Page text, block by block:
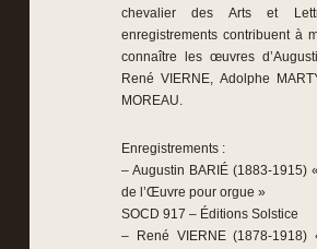
chevalier des Arts et
enregistrements contribuent à
connaître les œuvres
René VIERNE, Adolphe
MOREAU.
Enregistrements :
– Augustin BARIÉ (1883-1915)
de l’Œuvre pour orgue »
SOCD 917 – Éditions Solstice
– René VIERNE (1878-